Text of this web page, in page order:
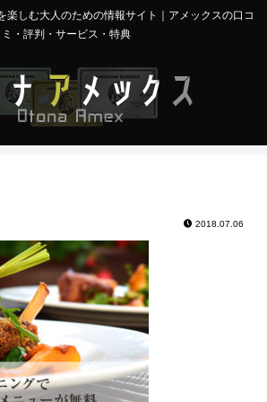
楽しむ大人のための情報サイト｜アメックスの口コ
ミ・評判・サービス・特典
2018.07.06